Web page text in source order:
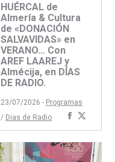
HUÉRCAL de
Almería & Cultura
de «DONACIÓN
SALVAVIDAS» en
VERANO… Con
AREF LAAREJ y
Almécija, en DÍAS
DE RADIO.
23/07/2026 - Programas
/ Dias de Radio
Compartir
concon